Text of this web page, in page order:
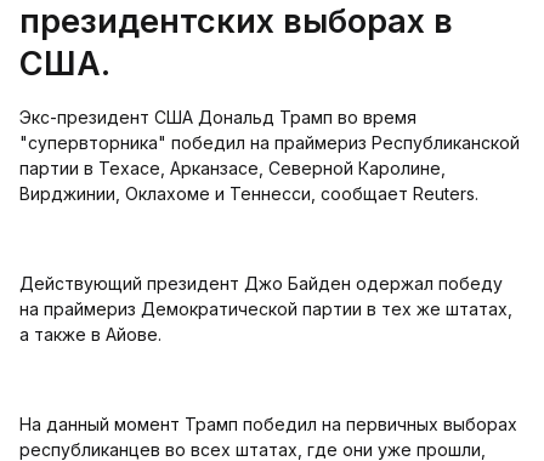
президентских выборах в
США.
Экс-президент США Дональд Трамп во время
"супервторника" победил на праймериз Республиканской
партии в Техасе, Арканзасе, Северной Каролине,
Вирджинии, Оклахоме и Теннесси, сообщает Reuters.
Действующий президент Джо Байден одержал победу
на праймериз Демократической партии в тех же штатах,
а также в Айове.
На данный момент Трамп победил на первичных выборах
республиканцев во всех штатах, где они уже прошли,